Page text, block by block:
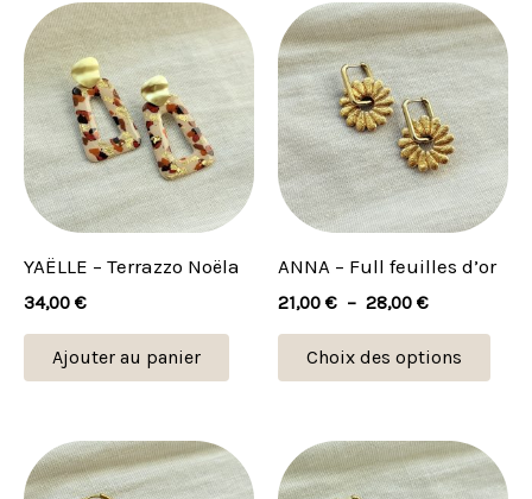
YAËLLE – Terrazzo Noëla
34,00 €
Ajouter au panier
ANNA – Full feuilles d’or
21,00 € – 28,00 €
Plage
de
prix :
21,00 €
à
28,00 €
Choix des options
Ce
a
Les
la
Plage
de
Ce
produit
Plage
de
Ce